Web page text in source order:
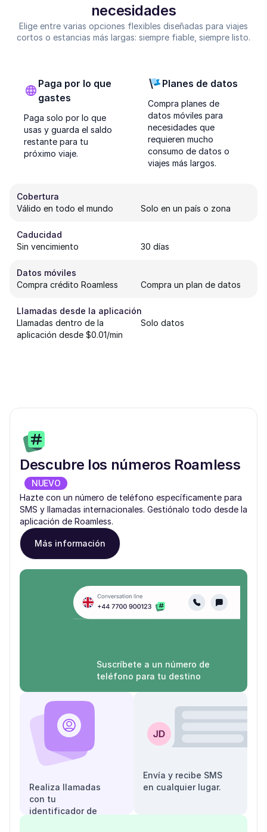
necesidades
Elige entre varias opciones flexibles diseñadas para viajes
cortos o estancias más largas: siempre fiable, siempre listo.
Paga por lo que
gastes
Paga solo por lo que
usas y guarda el saldo
restante para tu
próximo viaje.
Planes de datos
Compra planes de
datos móviles para
necesidades que
requieren mucho
consumo de datos o
viajes más largos.
Cobertura
Válido en todo el mundo
Solo en un país o zona
Caducidad
Sin vencimiento
30 días
Datos móviles
Compra crédito Roamless
Compra un plan de datos
Llamadas desde la aplicación
Llamadas dentro de la
aplicación desde $0.01/min
Solo datos
Descubre los números Roamless
NUEVO
Hazte con un número de teléfono específicamente para
SMS y llamadas internacionales. Gestiónalo todo desde la
aplicación de Roamless.
Más información
Suscríbete a un número de
teléfono para tu destino
Realiza llamadas
con tu
identificador de
Envía y recibe SMS
en cualquier lugar.